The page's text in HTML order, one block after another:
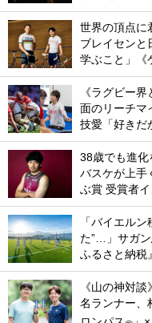
世界の頂点に
ブレイセンと
学ぶこと」《
《ラグビー
面のリーチマ
技愛「好きだ
38歳でも進化
バスケが上手
ぶ賞 受賞者イ
「バイエル
た”…」サガ
ふるさと納税』
《山の神対
名ランナー、